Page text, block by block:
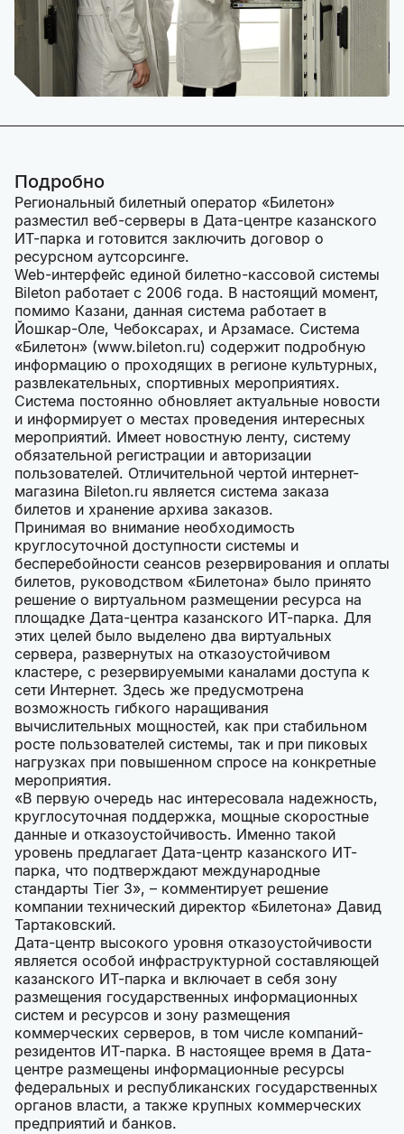
Подробно
Региональный билетный оператор «Билетон»
разместил веб-серверы в Дата-центре казанского
ИТ-парка и готовится заключить договор о
ресурсном аутсорсинге.
Web-интерфейс единой билетно-кассовой системы
Bileton работает с 2006 года. В настоящий момент,
помимо Казани, данная система работает в
Йошкар-Оле, Чебоксарах, и Арзамасе. Система
«Билетон» (www.bileton.ru) содержит подробную
информацию о проходящих в регионе культурных,
развлекательных, спортивных мероприятиях.
Система постоянно обновляет актуальные новости
и информирует о местах проведения интересных
мероприятий. Имеет новостную ленту, систему
обязательной регистрации и авторизации
пользователей. Отличительной чертой интернет-
магазина Bileton.ru является система заказа
билетов и хранение архива заказов.
Принимая во внимание необходимость
круглосуточной доступности системы и
бесперебойности сеансов резервирования и оплаты
билетов, руководством «Билетона» было принято
решение о виртуальном размещении ресурса на
площадке Дата-центра казанского ИТ-парка. Для
этих целей было выделено два виртуальных
сервера, развернутых на отказоустойчивом
кластере, с резервируемыми каналами доступа к
сети Интернет. Здесь же предусмотрена
возможность гибкого наращивания
вычислительных мощностей, как при стабильном
росте пользователей системы, так и при пиковых
нагрузках при повышенном спросе на конкретные
мероприятия.
«В первую очередь нас интересовала надежность,
круглосуточная поддержка, мощные скоростные
данные и отказоустойчивость. Именно такой
уровень предлагает Дата-центр казанского ИТ-
парка, что подтверждают международные
стандарты Tier 3», – комментирует решение
компании технический директор «Билетона» Давид
Тартаковский.
Дата-центр высокого уровня отказоустойчивости
является особой инфраструктурной составляющей
казанского ИТ-парка и включает в себя зону
размещения государственных информационных
систем и ресурсов и зону размещения
коммерческих серверов, в том числе компаний-
резидентов ИТ-парка. В настоящее время в Дата-
центре размещены информационные ресурсы
федеральных и республиканских государственных
органов власти, а также крупных коммерческих
предприятий и банков.